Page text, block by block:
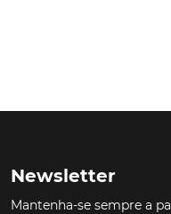
Newsletter
Mantenha-se sempre a